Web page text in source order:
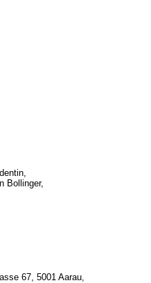
Bollinger,
67, 5001 Aarau,